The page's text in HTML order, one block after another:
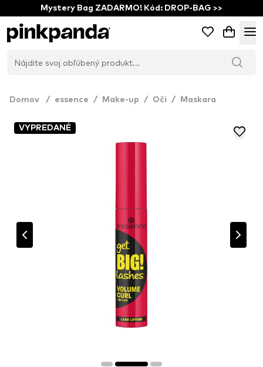
Mystery Bag ZADARMO! Kód: DROP-BAG >>
Domov / essence / Make-up / Oči / Maskara
VYPREDANÉ